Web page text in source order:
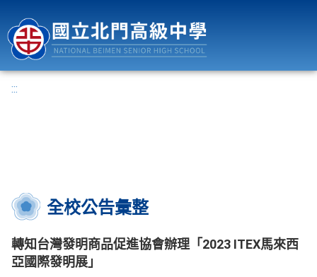
:::
全校公告彙整
轉知台灣發明商品促進協會辦理「2023 ITEX馬來西
亞國際發明展」